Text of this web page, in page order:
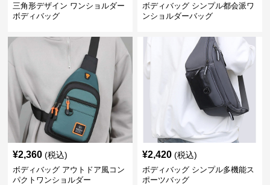
三角形デザイン ワンショルダー
ボディバッグ
ボディバッグ シンプル都会派ワ
ンショルダーバッグ
¥2,360 (税込)
ボディバッグ アウトドア風コン
パクトワンショルダー
¥2,420 (税込)
ボディバッグ シンプル多機能ス
ポーツバッグ